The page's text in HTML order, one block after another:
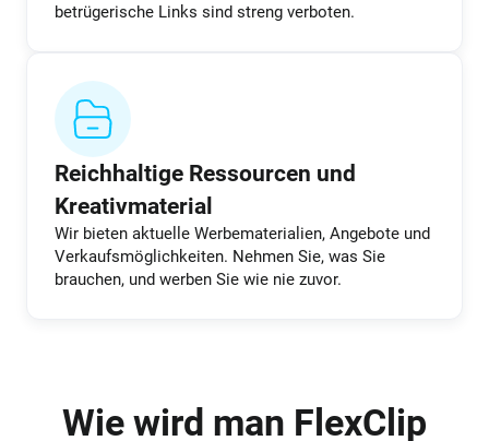
betrügerische Links sind streng verboten.
Reichhaltige Ressourcen und
Kreativmaterial
Wir bieten aktuelle Werbematerialien, Angebote und
Verkaufsmöglichkeiten. Nehmen Sie, was Sie
brauchen, und werben Sie wie nie zuvor.
Wie wird man FlexClip